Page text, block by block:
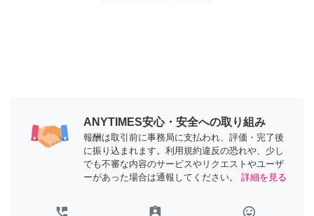
ANYTIMES安心・安全への取り組み
報酬は取引前に事務局に支払われ、評価・完了後
に振り込まれます。利用規約違反の恐れや、少し
でも不審な内容のサービスやリクエストやユーザ
ーがあった場合は通報してください。
詳細を見る
perm_phone_msg assignment_ind tag_faces